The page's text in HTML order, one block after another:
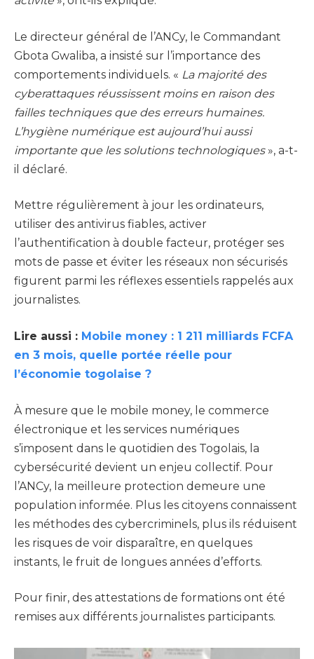
Le directeur général de l’ANCy, le Commandant
Gbota Gwaliba, a insisté sur l’importance des
comportements individuels. « La majorité des
cyberattaques réussissent moins en raison des
failles techniques que des erreurs humaines.
L’hygiène numérique est aujourd’hui aussi
importante que les solutions technologiques», a-t-
il déclaré.
Mettre régulièrement à jour les ordinateurs,
utiliser des antivirus fiables, activer
l’authentification à double facteur, protéger ses
mots de passe et éviter les réseaux non sécurisés
figurent parmi les réflexes essentiels rappelés aux
journalistes.
Lire aussi : Mobile money : 1 211 milliards FCFA
en 3 mois, quelle portée réelle pour
l’économie togolaise ?
À mesure que le mobile money, le commerce
électronique et les services numériques
s’imposent dans le quotidien des Togolais, la
cybersécurité devient un enjeu collectif. Pour
l’ANCy, la meilleure protection demeure une
population informée. Plus les citoyens connaissent
les méthodes des cybercriminels, plus ils réduisent
les risques de voir disparaître, en quelques
instants, le fruit de longues années d’efforts.
Pour finir, des attestations de formations ont été
remises aux différents journalistes participants.